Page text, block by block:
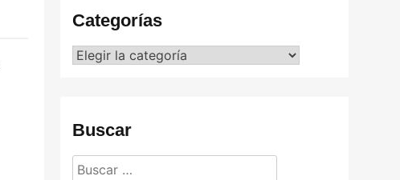
Categorías
Categorías
Buscar
Buscar: